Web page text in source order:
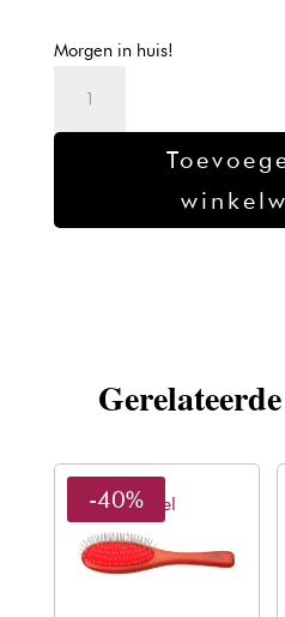
was:
Morgen in huis!
Sibel
-40%